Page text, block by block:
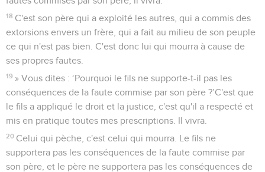
18 C'est son père qui a exploité les autres, qui a commis des
extorsions envers un frère, qui a fait au milieu de son peuple
ce qui n'est pas bien. C'est donc lui qui mourra à cause de
ses propres fautes.
19 » Vous dites : ‘Pourquoi le fils ne supporte-t-il pas les
conséquences de la faute commise par son père ?’C'est que
le fils a appliqué le droit et la justice, c'est qu'il a respecté et
mis en pratique toutes mes prescriptions. Il vivra.
20 Celui qui pèche, c'est celui qui mourra. Le fils ne
supportera pas les conséquences de la faute commise par
son père, et le père ne supportera pas les conséquences de